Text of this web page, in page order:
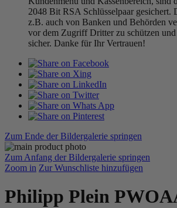
2048 Bit RSA Schlüsselpaar gesichert.
z.B. auch von Banken und Behörden
vor dem Zugriff Dritter zu schützen und
sicher. Danke für Ihr Vertrauen!
Zum Ende der Bildergalerie springen
Zum Anfang der Bildergalerie springen
Zoom in Zur Wunschliste hinzufügen
Philipp Plein